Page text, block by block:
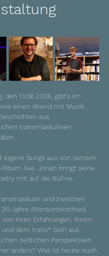
den 13.06.2026, gibt’s im
einen Abend mit Musik,
aus
transmaskulinen
eigene Songs aus von seinem
live. Jonah bringt seine
mit auf die Bühne.
und zwischen
Jahre Altersunterschied.
von ihren Erfahrungen, ihrem
und dem trans* Sein aus
zeitlichen Perspektiven.
anders? Was ist heute noch